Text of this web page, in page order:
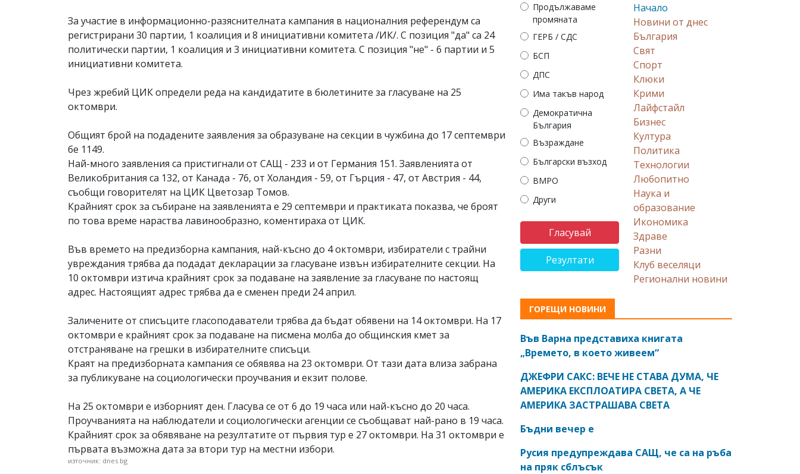
За участие в информационно-разяснителната кампания в националния референдум са
регистрирани 30 партии, 1 коалиция и 8 инициативни комитета /ИК/. С позиция "да" са 24
политически партии, 1 коалиция и 3 инициативни комитета. С позиция "не" - 6 партии и 5
инициативни комитета.
Чрез жребий ЦИК определи реда на кандидатите в бюлетините за гласуване на 25
октомври.
Общият брой на подадените заявления за образуване на секции в чужбина до 17 септември
бе 1149.
Най-много заявления са пристигнали от САЩ - 233 и от Германия 151. Заявленията от
Великобритания са 132, от Канада - 76, от Холандия - 59, от Гърция - 47, от Австрия - 44,
съобщи говорителят на ЦИК Цветозар Томов.
Крайният срок за събиране на заявленията е 29 септември и практиката показва, че броят
по това време нараства лавинообразно, коментираха от ЦИК.
Във времето на предизборна кампания, най-късно до 4 октомври, избиратели с трайни
увреждания трябва да подадат декларации за гласуване извън избирателните секции. На
10 октомври изтича крайният срок за подаване на заявление за гласуване по настоящ
адрес. Настоящият адрес трябва да е сменен преди 24 април.
Заличените от списъците гласоподаватели трябва да бъдат обявени на 14 октомври. На 17
октомври е крайният срок за подаване на писмена молба до общинския кмет за
отстраняване на грешки в избирателните списъци.
Краят на предизборната кампания се обявява на 23 октомври. От тази дата влиза забрана
за публикуване на социологически проучвания и екзит полове.
На 25 октомври е изборният ден. Гласува се от 6 до 19 часа или най-късно до 20 часа.
Проучванията на наблюдатели и социологически агенции се съобщават най-рано в 19 часа.
Крайният срок за обявяване на резултатите от първия тур е 27 октомври. На 31 октомври е
първата възможна дата за втори тур на местни избори.
източник: dnes.bg
Продължаваме
промяната
ГЕРБ / СДС
БСП
ДПС
Има такъв народ
Демократична
България
Възраждане
Български възход
ВМРО
Други
Резултати
Начало
Новини от днес
България
Свят
Спорт
Клюки
Крими
Лайфстайл
Бизнес
Култура
Политика
Технологии
Любопитно
Наука и
образование
Икономика
Здраве
Разни
Клуб веселяци
Регионални новини
ГОРЕЩИ НОВИНИ
Във Варна представиха книгата
„Времето, в което живеем“
ДЖЕФРИ САКС: ВЕЧЕ НЕ СТАВА ДУМА, ЧЕ
АМЕРИКА ЕКСПЛОАТИРА СВЕТА, А ЧЕ
АМЕРИКА ЗАСТРАШАВА СВЕТА
Бъдни вечер е
Русия предупреждава САЩ, че са на ръба
на пряк сблъсък